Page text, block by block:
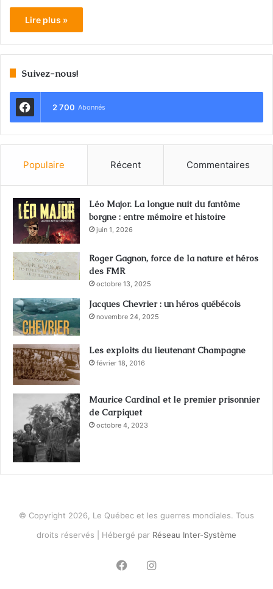
Lire plus »
Suivez-nous!
2 700 Abonnés
Populaire Récent Commentaires
Léo Major. La longue nuit du fantôme
borgne : entre mémoire et histoire
juin 1, 2026
Roger Gagnon, force de la nature et héros
des FMR
octobre 13, 2025
Jacques Chevrier : un héros québécois
novembre 24, 2025
Les exploits du lieutenant Champagne
février 18, 2016
Maurice Cardinal et le premier prisonnier
de Carpiquet
octobre 4, 2023
© Copyright 2026, Le Québec et les guerres mondiales. Tous
droits réservés | Hébergé par Réseau Inter-Système
FacebookInstagram